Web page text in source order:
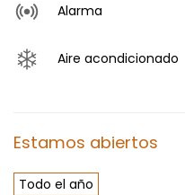
Alarma
Aire acondicionado
Estamos abiertos
Todo el año